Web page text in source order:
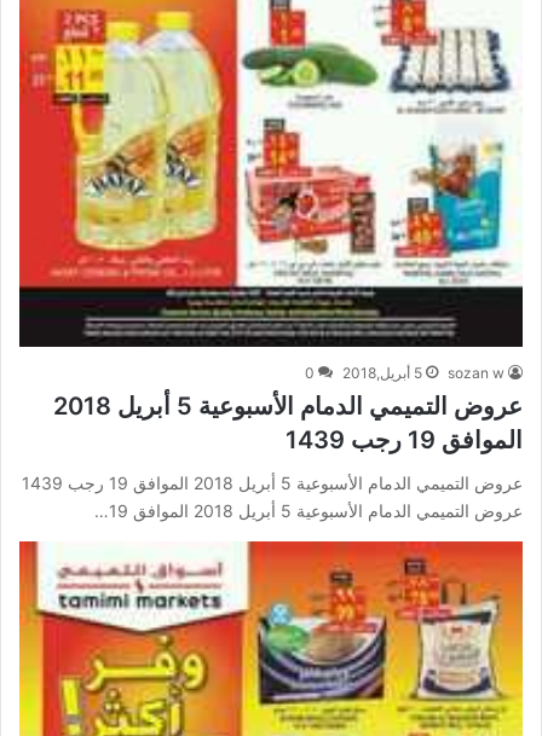
sozan w 5 أبريل,2018 0
عروض التميمي الدمام الأسبوعية 5 أبريل 2018
الموافق 19 رجب 1439
عروض التميمي الدمام الأسبوعية 5 أبريل 2018 الموافق 19 رجب 1439
عروض التميمي الدمام الأسبوعية 5 أبريل 2018 الموافق 19…